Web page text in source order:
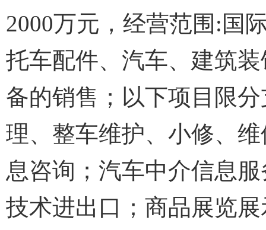
2000万元，经营范围:国
托车配件、汽车、建筑
备的销售；以下项目限
理、整车维护、小修、
息咨询；汽车中介信息
技术进出口；商品展览